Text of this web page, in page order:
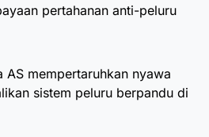
pertahanan anti-peluru
mempertaruhkan nyawa
sistem peluru berpandu di